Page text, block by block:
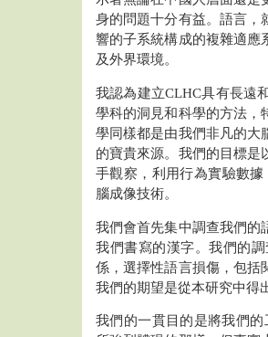
身的問題十分有益。語言，
響的子系統構成的複雜適應
及外界環境。
我認為建立CLHC具有長遠
學科的洞見和科學的方法，
學同樣都是由我們非凡的大
的寶貴來源。我們的目標是
手觀察，利用行為實驗數據
腦成像技術。
我們會首先集中調查我們的
我們書寫的漢字。我們的
係，選擇性語言損傷，包括
我們的期望是從本研究中得
我們的一貫目的是將我們